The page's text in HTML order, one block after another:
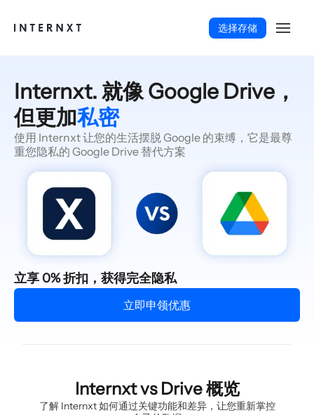
选择存储
简体中文 (ZH)
Internxt. 就像 Google Drive，
但更加私密
使用 Internxt 让您的生活摆脱 Google 的束缚，它是最尊
重您隐私的 Google Drive 替代方案
立享 0% 折扣，获得完全隐私
立即申领优惠
Internxt vs Drive 概览
了解 Internxt 如何通过关键功能和差异，让您重新掌控